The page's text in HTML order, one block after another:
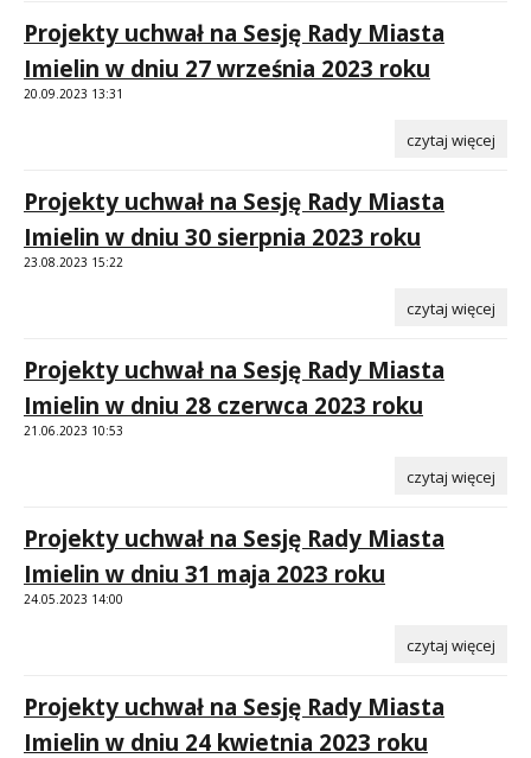
Projekty uchwał na Sesję Rady Miasta
Imielin w dniu 27 września 2023 roku
20.09.2023 13:31
czytaj więcej
Projekty uchwał na Sesję Rady Miasta
Imielin w dniu 30 sierpnia 2023 roku
23.08.2023 15:22
czytaj więcej
Projekty uchwał na Sesję Rady Miasta
Imielin w dniu 28 czerwca 2023 roku
21.06.2023 10:53
czytaj więcej
Projekty uchwał na Sesję Rady Miasta
Imielin w dniu 31 maja 2023 roku
24.05.2023 14:00
czytaj więcej
Projekty uchwał na Sesję Rady Miasta
Imielin w dniu 24 kwietnia 2023 roku